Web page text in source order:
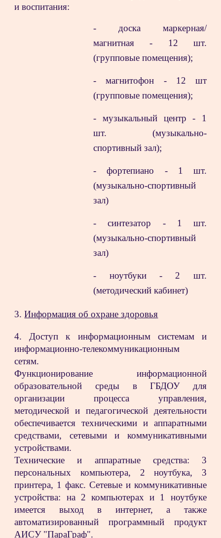
и воспитания:
- доска маркерная/
магнитная - 12 шт.
(групповые помещения);
- магнитофон - 12 шт
(групповые помещения);
- музыкальный центр - 1
шт. (музыкально-
спортивный зал);
- фортепиано - 1 шт.
(музыкально-спортивный
зал)
- синтезатор - 1 шт.
(музыкально-спортивный
зал)
- ноутбуки - 2 шт.
(методический кабинет)
3.Информация об охране здоровья
4. Доступ к информационным системам и
информационно-телекоммуникационным
сетям.
Функционирование информационной
образовательной среды в ГБДОУ для
организации процесса управления,
методической и педагогической деятельности
обеспечивается техническими и аппаратными
средствами, сетевыми и коммуникативными
устройствами.
Технические и аппаратные средства: 3
персональных компьютера, 2 ноутбука, 3
принтера, 1 факс. Сетевые и коммуникативные
устройства: на 2 компьютерах и 1 ноутбуке
имеется выход в интернет, а также
автоматизированный программный продукт
АИСУ "ПараГраф".